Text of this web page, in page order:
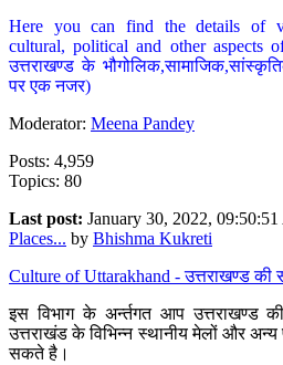
Here you can find the details of
cultural, political and other aspects
उत्तराखण्ड के
पर एक नजर)
Moderator: Meena Pandey
Posts: 4,959
Topics: 80
Last post: January 30, 2022,
Places... by Bhishma Kukreti
Culture of Uttarakhand - उत्तराखण्ड की
इस विभाग के अर्न्तगत आप उत्तराखण्ड की
उत्तराखंड के विभिन्न स्थानीय मेलों और
सकते है।